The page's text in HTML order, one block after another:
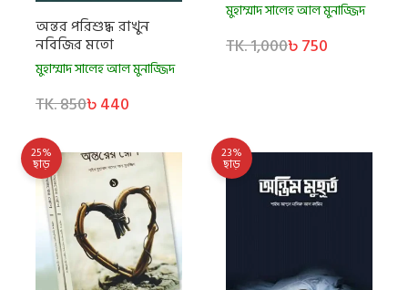
অন্তর পরিশুদ্ধ রাখুন
নবিজির মতো
মুহাম্মাদ সালেহ আল মুনাজ্জিদ
TK. 850৳ 440
মুহাম্মাদ সালেহ আল মুনাজ্জিদ
TK. 1,000৳ 750
25%
ছাড়
23%
ছাড়